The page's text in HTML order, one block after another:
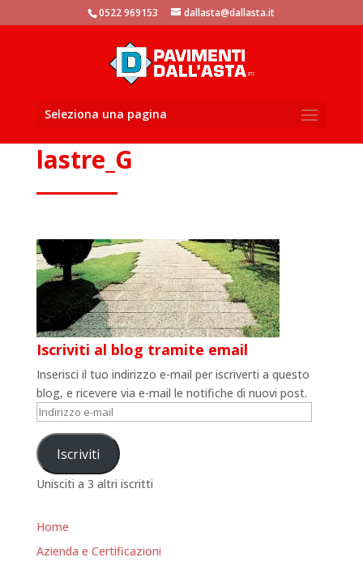
window.dataLayer = window.dataLayer || []; function gtag()
{dataLayer.push(arguments)}; gtag('js', new Date()); gtag('config',
0522 969153 dallasta@dallasta.it
Seleziona una pagina
lastre_G
Iscriviti al blog tramite email
Inserisci il tuo indirizzo e-mail per iscriverti a questo
blog, e ricevere via e-mail le notifiche di nuovi post.
Indirizzo
mail Iscriviti
Unisciti a 3 altri iscritti
Home
Azienda e Certificazioni